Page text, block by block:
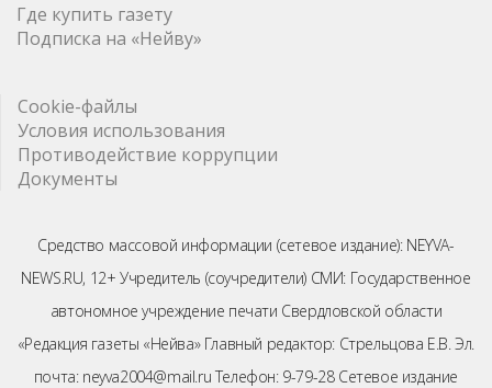
Где купить газету
Подписка на «Нейву»
Cookie-файлы
Условия использования
Противодействие коррупции
Документы
Средство массовой информации (сетевое издание): NEYVA-
NEWS.RU, 12+ Учредитель (соучредители) СМИ: Государственное
автономное учреждение печати Свердловской области
«Редакция газеты «Нейва» Главный редактор: Стрельцова Е.В. Эл.
почта: neyva2004@mail.ru Телефон: 9-79-28 Сетевое издание